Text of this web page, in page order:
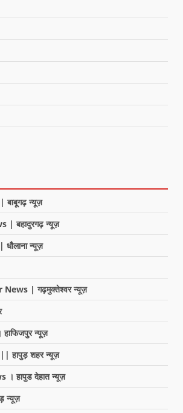
न्यूज़
| बहादुरगढ़ न्यूज़
न्यूज़
| गढ़मुक्तेश्वर न्यूज़
न्यूज़
हापुड़ शहर न्यूज़
हापुड देहात न्यूज़
न्यूज़